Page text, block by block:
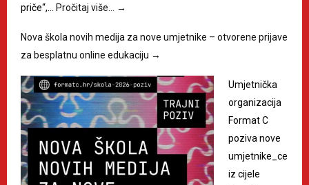
priče“,…
Pročitaj više… →
Nova škola novih medija za nove umjetnike – otvorene prijave
za besplatnu online edukaciju →
Umjetnička
organizacija
Format C
poziva nove
umjetnike_ce
iz cijele